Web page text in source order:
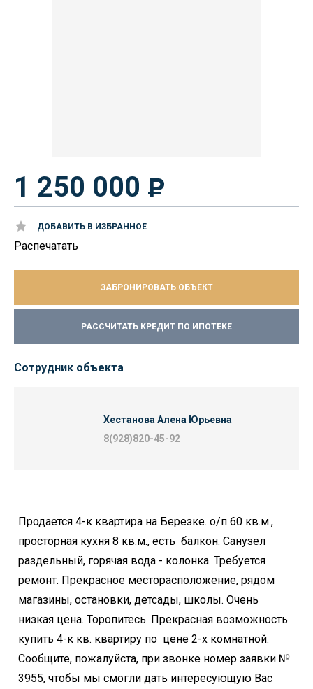
1 250 000
ДОБАВИТЬ В ИЗБРАННОЕ
Распечатать
ЗАБРОНИРОВАТЬ ОБЪЕКТ
РАССЧИТАТЬ КРЕДИТ ПО ИПОТЕКЕ
Сотрудник объекта
Хестанова Алена Юрьевна
8(928)820-45-92
Продается 4-к квартира на Березке. о/п 60 кв.м.,
просторная кухня 8 кв.м., есть балкон. Санузел
раздельный, горячая вода - колонка. Требуется
ремонт. Прекрасное месторасположение, рядом
магазины, остановки, детсады, школы. Очень
низкая цена. Торопитесь. Прекрасная возможность
купить 4-к кв. квартиру по цене 2-х комнатной.
Сообщите, пожалуйста, при звонке номер заявки №
3955, чтобы мы смогли дать интересующую Вас